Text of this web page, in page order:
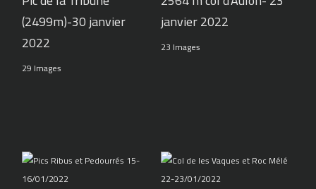
(2499m)-30 janvier
2022
29 Images
janvier 2022
23 Images